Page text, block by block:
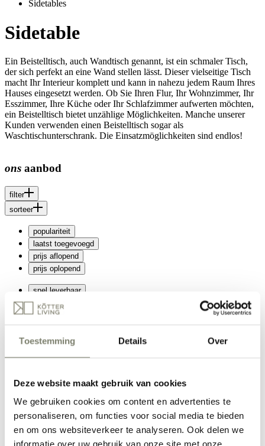
Toestemming Details Over
Deze website maakt gebruik van cookies
We gebruiken cookies om content en advertenties te
personaliseren, om functies voor social media te bieden
en om ons websiteverkeer te analyseren. Ook delen we
informatie over uw gebruik van onze site met onze
Sidetables
Sidetable
Ein Beistelltisch, auch Wandtisch genannt, ist ein schmaler Tisch,
der sich perfekt an eine Wand stellen lässt. Dieser vielseitige Tisch
macht Ihr Interieur komplett und kann in nahezu jedem Raum Ihres
Hauses eingesetzt werden. Ob Sie Ihren Flur, Ihr Wohnzimmer, Ihr
Esszimmer, Ihre Küche oder Ihr Schlafzimmer aufwerten möchten,
ein Beistelltisch bietet unzählige Möglichkeiten. Manche unserer
Kunden verwenden einen Beistelltisch sogar als
Waschtischunterschrank. Die Einsatzmöglichkeiten sind endlos!
ons aanbod
filter
sorteer
populariteit
laatst toegevoegd
prijs aflopend
prijs oplopend
snel leverbaar
Richmond Interiors
Nyawa
Eleonora
Online te bestellen